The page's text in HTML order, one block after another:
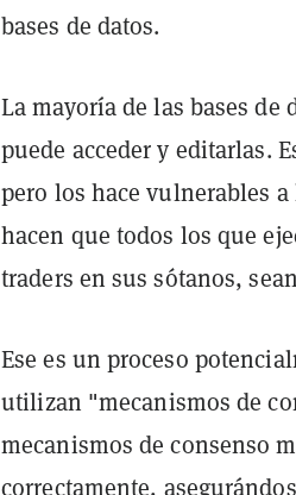
bases de datos.
La mayoría de las bases de
puede acceder y editarlas.
pero los hace vulnerables
hacen que todos los que
traders en sus sótanos,
Ese es un proceso
utilizan "mecanismos de
mecanismos de consenso
correctamente,